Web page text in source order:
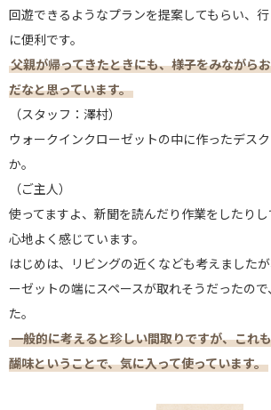
回遊できるようなプランを提案してもらい、
に便利です。
父親が帰ってきたときにも、様子をみながら
だなと思っています。
（スタッフ：澤村）
ウォークインクローゼットの中に作ったデス
か。
（ご主人）
使ってますよ、新聞を読んだり作業をしたり
心地よく感じています。
はじめは、リビングの近くなども考えました
ーゼットの端にスペースが取れそうだったの
た。
一般的に考えると珍しい間取りですが、これ
醐味ということで、気に入って使っています。